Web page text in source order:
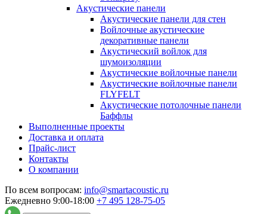
Акустические панели
Акустические панели для стен
Войлочные акустические
декоративные панели
Акустический войлок для
шумоизоляции
Акустические войлочные панели
Акустические войлочные панели
FLYFELT
Акустические потолочные панели
Баффлы
Выполненные проекты
Доставка и оплата
Прайс-лист
Контакты
О компании
По всем вопросам: info@smartacoustic.ru
Ежедневно 9:00-18:00 +7 495 128-75-05